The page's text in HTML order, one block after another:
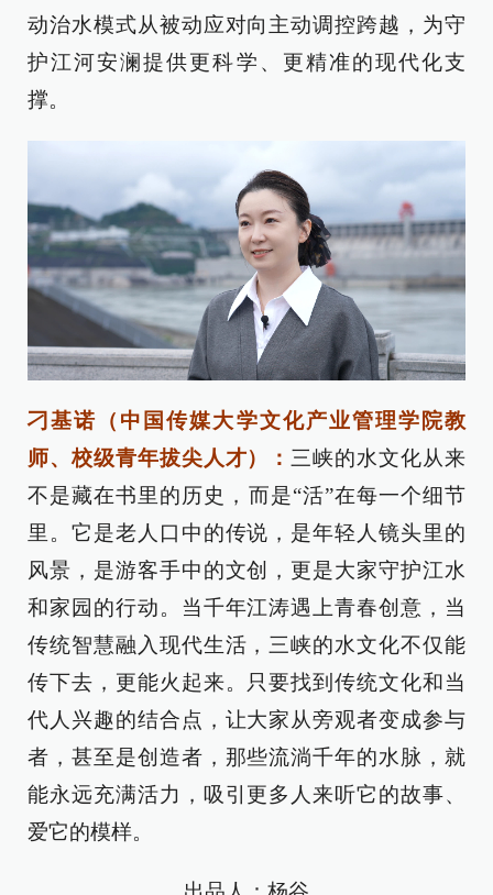
动治水模式从被动应对向主动调控跨越，为守
护江河安澜提供更科学、更精准的现代化支
撑。
刁基诺（中国传媒大学文化产业管理学院教
师、校级青年拔尖人才）： 三峡的水文化从来
不是藏在书里的历史，而是“活”在每一个细节
里。它是老人口中的传说，是年轻人镜头里的
风景，是游客手中的文创，更是大家守护江水
和家园的行动。当千年江涛遇上青春创意，当
传统智慧融入现代生活，三峡的水文化不仅能
传下去，更能火起来。只要找到传统文化和当
代人兴趣的结合点，让大家从旁观者变成参与
者，甚至是创造者，那些流淌千年的水脉，就
能永远充满活力，吸引更多人来听它的故事、
爱它的模样。